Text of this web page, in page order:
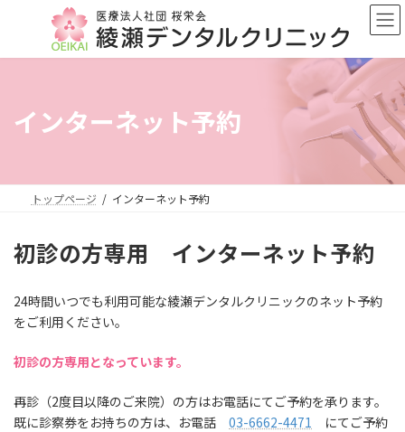
ン
ー
インターネット予約
トップページ インターネット予約
初診の方専用 インターネット予約
24時間いつでも利用可能な綾瀬デンタルクリニックのネット予約
をご利用ください。
初診の方専用となっています。
再診（2度目以降のご来院）の方はお電話にてご予約を承ります。
既に診察券をお持ちの方は、お電話 03-6662-4471 にてご予約